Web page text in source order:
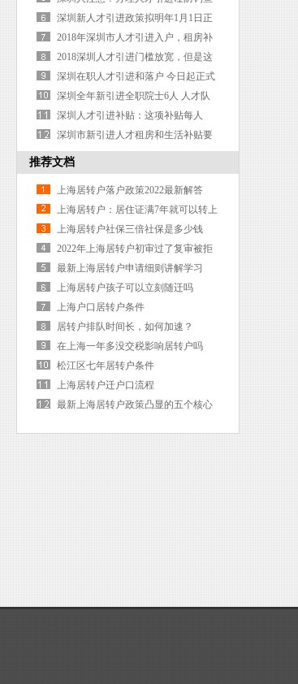
网站，小心这种套路
深圳新人才引进政策拟明年1月1日正
式发布
2018年深圳市人才引进入户，租房补
贴申请攻略
2018深圳人才引进门槛放宽，但是这
个要求却越来越严格了！
深圳在职人才引进和落户 今日起正式
实行“秒批”
深圳全年新引进全职院士6人 人才队
伍规模持续壮大
深圳人才引进补贴：这项补贴每人
3000元，一次性到账
深圳市新引进人才租房和生活补贴要
如何领取？
推荐文档
上海居转户落户政策2022最新解答
上海居转户：居住证满7年就可以转上
海户口吗？
上海居转户社保三倍社保是多少钱
2022年上海居转户初审过了复审被拒
概率0
最新上海居转户申请细则讲解学习
上海居转户孩子可以立刻随迁吗
上海户口居转户条件
居转户排队时间长，如何加速？
在上海一年多没交税影响居转户吗
松江区七年居转户条件
上海居转户迁户口流程
最新上海居转户政策凸显的五个核心